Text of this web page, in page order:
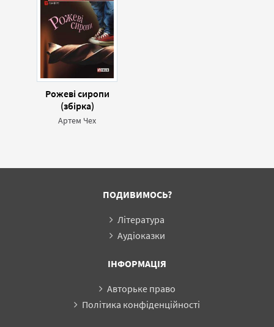
Рожеві сиропи
(збірка)
Артем Чех
ПОДИВИМОСЬ?
Література
Аудіоказки
ІНФОРМАЦІЯ
Авторьке право
Політика конфіденційності